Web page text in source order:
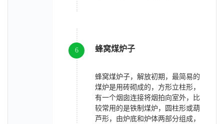
6 蜂窝煤炉子
蜂窝煤炉子，解放初期，最简易的
煤炉是用砖砌成的，方形立柱形，
有一个烟囱连接将烟拍向室外，比
较常用的是铁制煤炉，圆柱形或葫
芦形，由炉底和炉体两部分组成，